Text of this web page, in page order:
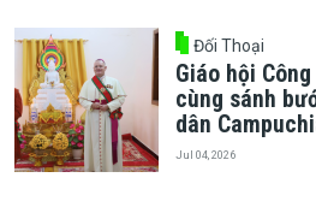
Đối Thoại
Giáo hội
cùng sánh
dân
Jul 04, 2026